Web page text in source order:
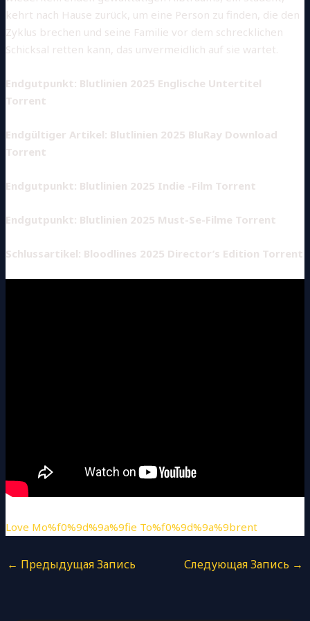
kehrt nach Hause zurück, um eine Person zu finden, die den
Zyklus brechen und seine Familie vor dem schrecklichen
Schicksal retten kann, das unvermeidlich auf sie wartet.
Endgutpunkt: Blutlinien 2025 Englische Untertitel
Torrent
Endgültiger Artikel: Blutlinien 2025 BluRay Download
Torrent
Endgutpunkt: Blutlinien 2025 Indie -Film Torrent
Endgutpunkt: Blutlinien 2025 Must-Se-Filme Torrent
Schlussartikel: Bloodlines 2025 Director’s Edition Torrent
Love Mo%f0%9d%9a%9fie To%f0%9d%9a%9brent
← Предыдущая Запись Следующая Запись →